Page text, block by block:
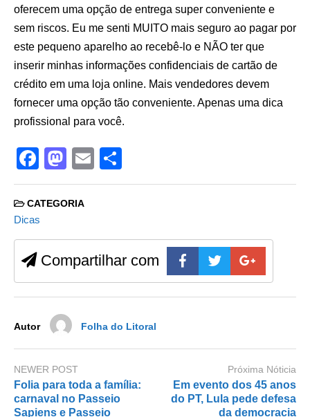
oferecem uma opção de entrega super conveniente e
sem riscos. Eu me senti MUITO mais seguro ao pagar por
este pequeno aparelho ao recebê-lo e NÃO ter que
inserir minhas informações confidenciais de cartão de
crédito em uma loja online. Mais vendedores devem
fornecer uma opção tão conveniente. Apenas uma dica
profissional para você.
F
a
c
e
b
o
o
M
a
st
d
o
n
E
m h
CATEGORIA
Dicas
Compartilhar com
Autor Folha do Litoral
NEWER POST
Folia para toda a família:
carnaval no Passeio
Sapiens e Passeio
Próxima Nóticia
Em evento dos 45 anos
do PT, Lula pede defesa
da democracia